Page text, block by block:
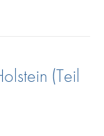
(Teil